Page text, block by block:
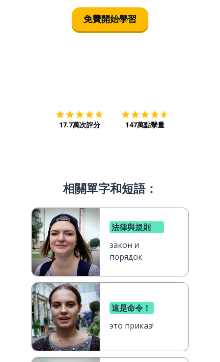
免費開始學習
17.7萬次評分 147萬點擊量
相關單字和短語：
法律與規則
закон и
порядок
這是命令！
это приказ!